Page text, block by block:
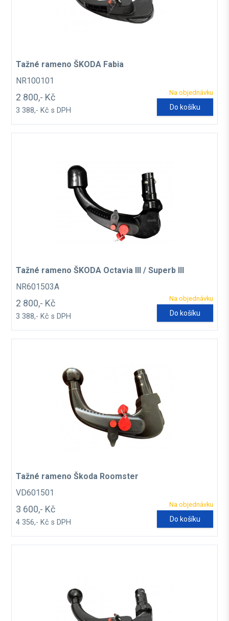
Tažné rameno ŠKODA Fabia
NR100101
Na objednávku
2 800,- Kč
3 388,- Kč s DPH Do košíku
Tažné rameno ŠKODA Octavia III / Superb III
NR601503A
Na objednávku
2 800,- Kč
3 388,- Kč s DPH Do košíku
Tažné rameno Škoda Roomster
VD601501
Na objednávku
3 600,- Kč
4 356,- Kč s DPH Do košíku